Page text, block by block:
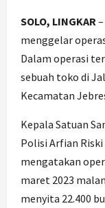
SOLO, LINGKAR
menggelar
Dalam operasi
sebuah toko di
Kecamatan
Kepala Satuan
Polisi Arfian Riski
mengatakan
maret 2023
menyita 22.400